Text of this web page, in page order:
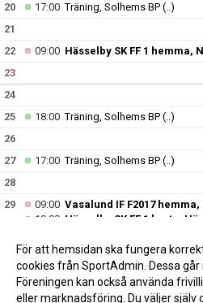
20
17:00Träning, Solhems BP (..)
21
22
09:00 Hässelby SK FF 1 hemma,
23
24
25
18:00Träning, Solhems BP (..)
26
27
17:00Träning, Solhems BP (..)
28
29
09:00 Vasalund IF F2017 hemma,
10:00 Hässelby SK FF 1 borta,
För att hemsidan ska fungera
cookies från SportAdmin. Dessa går
Föreningen kan också använda
eller marknadsföring. Du väljer själv